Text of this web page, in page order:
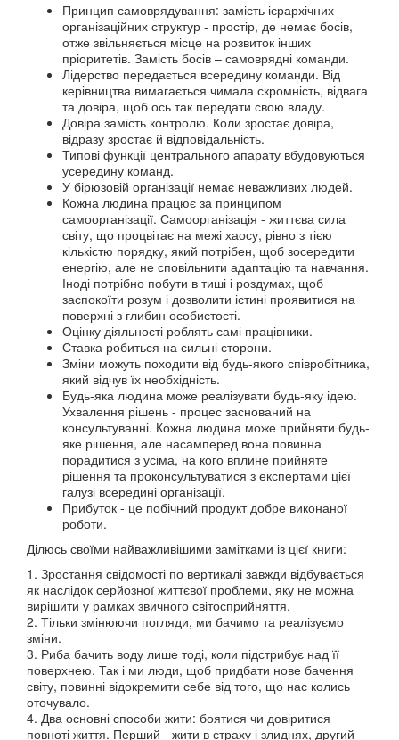
Принцип самоврядування: замість ієрархічних
організаційних структур - простір, де немає босів,
отже звільняється місце на розвиток інших
пріоритетів. Замість босів – самоврядні команди.
Лідерство передається всередину команди. Від
керівництва вимагається чимала скромність, відвага
та довіра, щоб ось так передати свою владу.
Довіра замість контролю. Коли зростає довіра,
відразу зростає й відповідальність.
Типові функції центрального апарату вбудовуються
усередину команд.
У бірюзовій організації немає неважливих людей.
Кожна людина працює за принципом
самоорганізації. Самоорганізація - життєва сила
світу, що процвітає на межі хаосу, рівно з тією
кількістю порядку, який потрібен, щоб зосередити
енергію, але не сповільнити адаптацію та навчання.
Іноді потрібно побути в тиші і роздумах, щоб
заспокоїти розум і дозволити істині проявитися на
поверхні з глибин особистості.
Оцінку діяльності роблять самі працівники.
Ставка робиться на сильні сторони.
Зміни можуть походити від будь-якого співробітника,
який відчув їх необхідність.
Будь-яка людина може реалізувати будь-яку ідею.
Ухвалення рішень - процес заснований на
консультуванні. Кожна людина може прийняти будь-
яке рішення, але насамперед вона повинна
порадитися з усіма, на кого вплине прийняте
рішення та проконсультуватися з експертами цієї
галузі всередині організації.
Прибуток - це побічний продукт добре виконаної
роботи.
Ділюсь своїми найважливішими замітками із цієї книги:
1. Зростання свідомості по вертикалі завжди відбувається
як наслідок серйозної життєвої проблеми, яку не можна
вирішити у рамках звичного світосприйняття.
2. Тільки змінюючи погляди, ми бачимо та реалізуємо
зміни.
3. Риба бачить воду лише тоді, коли підстрибує над її
поверхнею. Так і ми люди, щоб придбати нове бачення
світу, повинні відокремити себе від того, що нас колись
оточувало.
4. Два основні способи жити: боятися чи довіритися
повноті життя. Перший - жити в страху і злиднях, другий -